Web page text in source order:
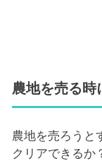
農地を売る時
農地を売ろうと
クリアできるか